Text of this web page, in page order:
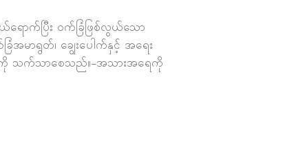
ာက်ပြီး ဝက်ခြံဖြစ်လွယ်သော
အမာရွတ်၊ ချွေးပေါက်နှင့် အရေး
ားကို သက်သာစေသည်။-အသားအရေကို